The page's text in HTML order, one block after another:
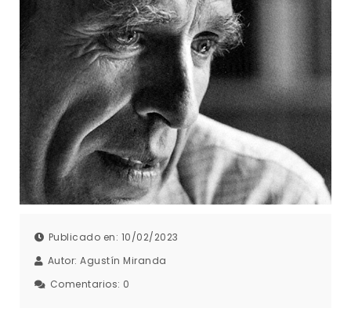
Publicado en: 10/02/2023
Autor: Agustín Miranda
Comentarios: 0